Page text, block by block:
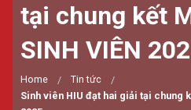
tại chung kết
SINH VIÊN
Home
Tin tức
Sinh viên HIU đạt hai giải tại chung